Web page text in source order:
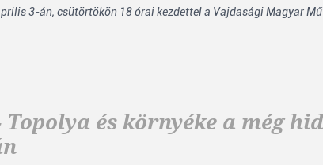
3-án, csütörtökön 18 órai kezdettel a Vajdasági Magyar
és környéke a még